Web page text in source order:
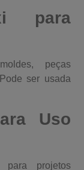
para
peças
ser usada
Uso
para projetos